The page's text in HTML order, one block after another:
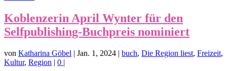
Koblenzerin April Wynter für den
Selfpublishing-Buchpreis nominiert
von Katharina Göbel | Jan. 1, 2024 | buch, Die Region liest, Freizeit,
Kultur, Region | 0 |